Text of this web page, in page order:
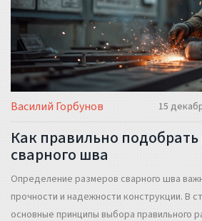
Василий Горбунов 15
Как правильно
сварного шва
Определение размеров сварного шва
прочности и надежности конструкции. В
основные принципы выбора правильного